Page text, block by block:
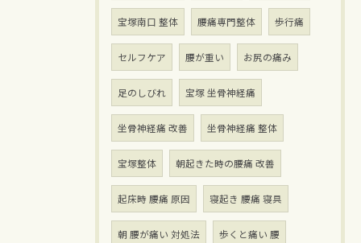
宝塚南口 整体 腰痛専門整体 歩行痛
セルフケア 腰が重い お尻の痛み
足のしびれ 宝塚 坐骨神経痛
坐骨神経痛 改善 坐骨神経痛 整体
宝塚整体 朝起きた時の腰痛 改善
起床時 腰痛 原因 寝起き 腰痛 寝具
朝 腰が痛い 対処法 歩くと痛い 腰